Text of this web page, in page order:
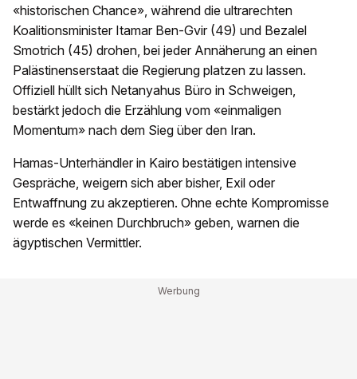
«historischen Chance», während die ultrarechten
Koalitionsminister Itamar Ben-Gvir (49) und Bezalel
Smotrich (45) drohen, bei jeder Annäherung an einen
Palästinenserstaat die Regierung platzen zu lassen.
Offiziell hüllt sich Netanyahus Büro in Schweigen,
bestärkt jedoch die Erzählung vom «einmaligen
Momentum» nach dem Sieg über den Iran.
Hamas-Unterhändler in Kairo bestätigen intensive
Gespräche, weigern sich aber bisher, Exil oder
Entwaffnung zu akzeptieren. Ohne echte Kompromisse
werde es «keinen Durchbruch» geben, warnen die
ägyptischen Vermittler.